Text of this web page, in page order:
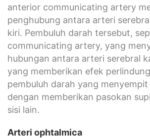
anterior communicating artery
penghubung antara arteri
kiri. Pembuluh darah tersebut,
communicating artery, yang
hubungan antara arteri serebral
yang memberikan efek
pembuluh darah yang menyempit
dengan memberikan pasokan
sisi lain.
Arteri ophtalmica